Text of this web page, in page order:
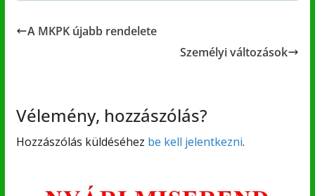
A MKPK újabb rendelete
Személyi változások
Vélemény, hozzászólás?
Hozzászólás küldéséhez be kell jelentkezni.